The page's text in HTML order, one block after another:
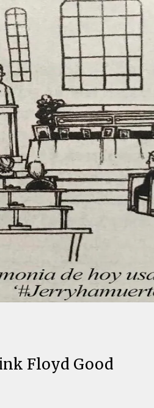
Floyd Good